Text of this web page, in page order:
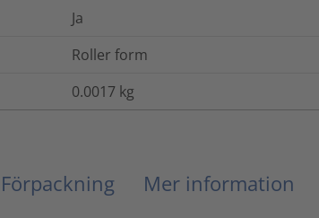
Ja
Roller form
0.0017 kg
Mer information